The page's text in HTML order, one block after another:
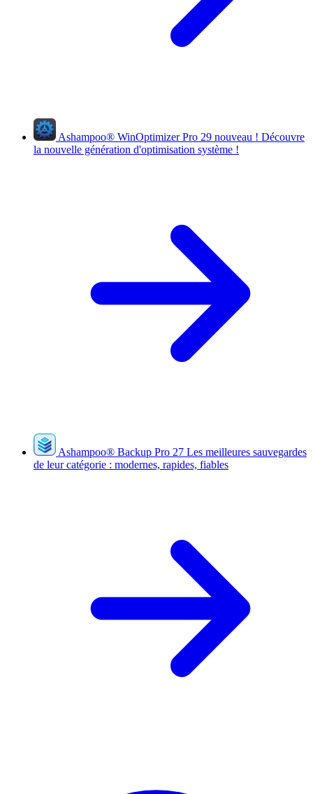
Ashampoo® WinOptimizer Pro 29 nouveau ! Découvre
la nouvelle génération d'optimisation système !
Ashampoo® Backup Pro 27 Les meilleures sauvegardes
de leur catégorie : modernes, rapides, fiables